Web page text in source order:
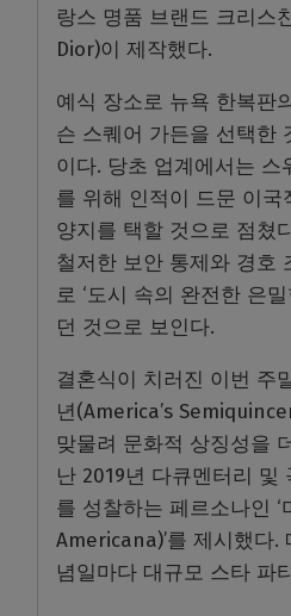
랑스 명품 브랜드 크리스
Dior)이 제작했다.
예식 장소로 뉴욕 한복판
슨 스퀘어 가든을 선택한
이다. 당초 업계에서는 스
를 위해 인적이 드문 이국
양지를 택할 것으로 점쳤
철저한 보안 통제와 경호
로 ‘도시 속의 완전한 은
던 것으로 보인다.
결혼식이 치러진 이번 주
년(America’s
맞물려 문화적 상징성을
난 2019년 다큐멘터리 및
를 성찰하는 페르소나인
Americana)’를 제시했다.
념일마다 대규모 스타 파